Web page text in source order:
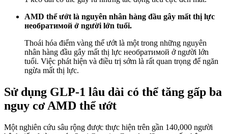
AMD thể ướt là nguyên nhân hàng đầu gây mất thị lực
необратимой ở người lớn tuổi.
Thoái hóa điểm vàng thể ướt là một trong những nguyên
nhân hàng đầu gây mất thị lực необратимой ở người lớn
tuổi. Việc phát hiện và điều trị sớm là rất quan trọng để ngăn
ngừa mất thị lực.
Sử dụng GLP-1 lâu dài có thể tăng gấp ba
nguy cơ AMD thể ướt
Một nghiên cứu sâu rộng được thực hiện trên gần 140,000 người